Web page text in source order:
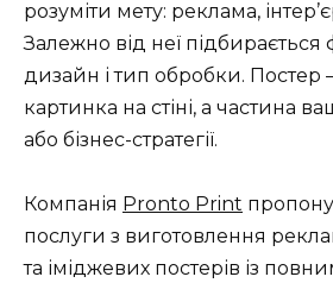
розуміти мету: реклама,
Залежно від неї підбирається
дизайн і тип обробки.
картинка на стіні, а частина
або бізнес-стратегії.
Компанія Pronto Print
послуги з виготовлення
та іміджевих постерів із